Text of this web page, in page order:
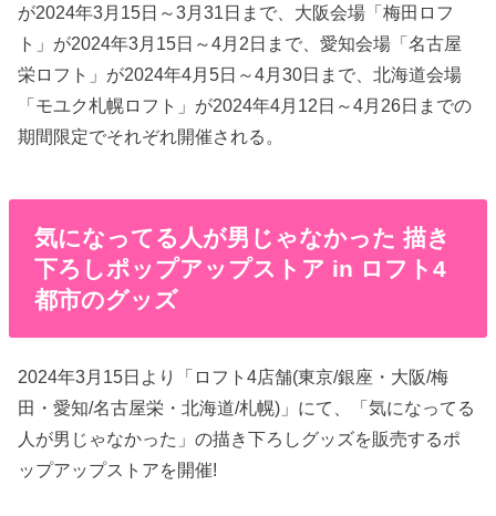
が2024年3月15日～3月31日まで、大阪会場「梅田ロフ
ト」が2024年3月15日～4月2日まで、愛知会場「名古屋
栄ロフト」が2024年4月5日～4月30日まで、北海道会場
「モユク札幌ロフト」が2024年4月12日～4月26日までの
期間限定でそれぞれ開催される。
気になってる人が男じゃなかった 描き
下ろしポップアップストア in ロフト4
都市のグッズ
2024年3月15日より「ロフト4店舗(東京/銀座・大阪/梅
田・愛知/名古屋栄・北海道/札幌)」にて、「気になってる
人が男じゃなかった」の描き下ろしグッズを販売するポ
ップアップストアを開催!